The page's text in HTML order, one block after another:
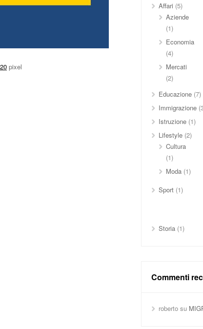
pixel
Affari (5)
Aziende
(1)
Economia
(4)
Mercati
(2)
Educazione(7)
Immigrazione
Istruzione(1)
Lifestyle(2)
Cultura
(1)
Moda(1)
Sport(1)
Storia(1)
Commenti
robertosu